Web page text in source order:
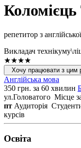
репетитор з
Викладач
★★★★
Хочу працювати з цим
Англійська мова
350 грн. за 60 хвилин
ул.Головатого Місце
пт Аудиторія
курсів
Освiта